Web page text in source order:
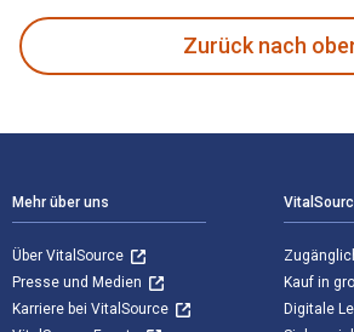
Zurück nach
Mehr über uns
Über VitalSource
Presse und Medien
Karriere bei VitalSource
Kauf in
Digitale